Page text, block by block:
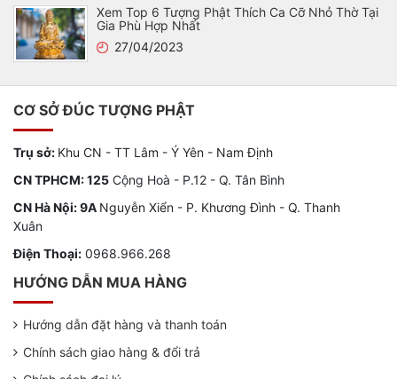
Xem Top 6 Tượng Phật Thích Ca Cỡ Nhỏ Thờ Tại
Gia Phù Hợp Nhất
27/04/2023
CƠ SỞ ĐÚC TƯỢNG PHẬT
Trụ sở: Khu CN - TT Lâm - Ý Yên - Nam Định
CN TPHCM: 125 Cộng Hoà - P.12 - Q. Tân Bình
CN Hà Nội: 9A Nguyễn Xiển - P. Khương Đình - Q. Thanh
Xuân
Điện Thoại: 0968.966.268
HƯỚNG DẪN MUA HÀNG
Hướng dẫn đặt hàng và thanh toán
Chính sách giao hàng & đổi trả